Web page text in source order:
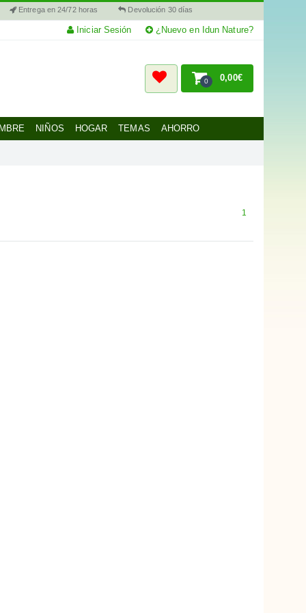
Entrega en 24/72 horas Devolución 30 días
Iniciar Sesión ¿Nuevo en Idun Nature?
0 0,00€
NIÑOS HOGAR TEMAS AHORRO
1